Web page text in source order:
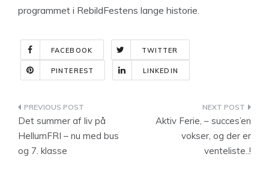
programmet i RebildFestens lange historie.
FACEBOOK TWITTER
PINTEREST LINKEDIN
Indlægsnavigation
Det summer af liv på
HellumFRI – nu med bus
og 7. klasse
Aktiv Ferie, – succes’en
vokser, og der er
venteliste..!